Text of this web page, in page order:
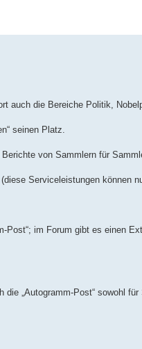
auch die Bereiche Politik,
seinen Platz.
von Sammlern für
Serviceleistungen können
Post“; im Forum gibt es einen
„Autogramm-Post“ sowohl für